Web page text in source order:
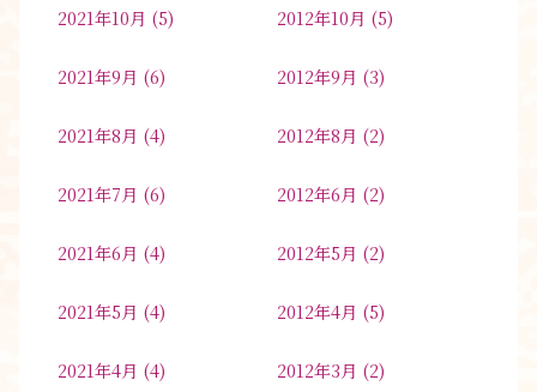
2021年10月 (5)
2021年9月 (6)
2021年8月 (4)
2021年7月 (6)
2021年6月 (4)
2021年5月 (4)
2021年4月 (4)
2012年10月 (5)
2012年9月 (3)
2012年8月 (2)
2012年6月 (2)
2012年5月 (2)
2012年4月 (5)
2012年3月 (2)